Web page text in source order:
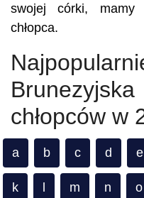
swojej córki, mamy
chłopca.
chłopców w
a b c d e
k m n o